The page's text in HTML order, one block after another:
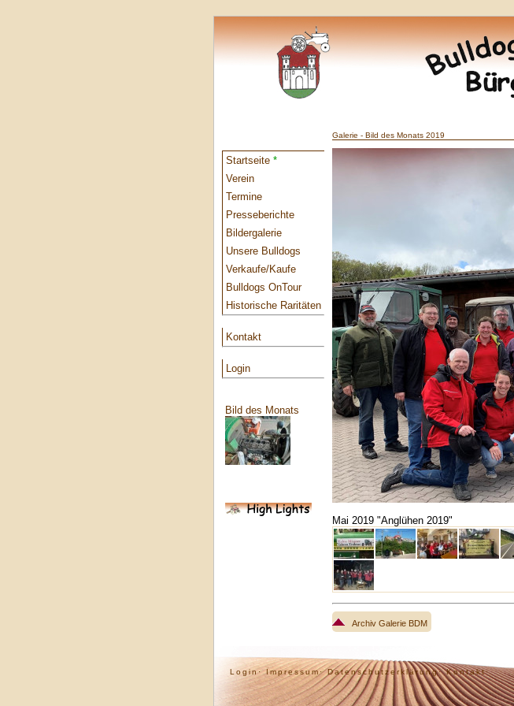
Startseite *
Verein
Termine
Presseberichte
Bildergalerie
Unsere Bulldogs
Verkaufe/Kaufe
Bulldogs OnTour
Historische Raritäten
Kontakt
Login
Bild des Monats
Galerie - Bild des Monats 2019
Mai 2019 "Anglühen 2019"
Archiv Galerie BDM
Login· Impressum· Datenschutzerklärung· Kontakt·